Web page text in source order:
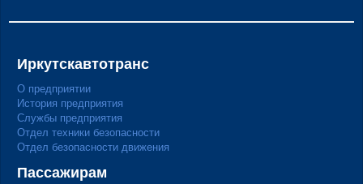
Иркутскавтотранс
О предприятии
История предприятия
Службы предприятия
Отдел техники безопасности
Отдел безопасности движения
Пассажирам